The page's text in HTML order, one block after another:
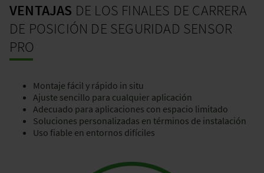
VENTAJAS DE LOS FINALES DE CARRERA
DE POSICIÓN DE SEGURIDAD SENSOR
PRO
Montaje fácil y rápido in situ
Ajuste sencillo para cualquier aplicación
Adecuado para aplicaciones con espacio limitado
Soluciones personalizadas en términos de instalación
Uso fiable en entornos difíciles